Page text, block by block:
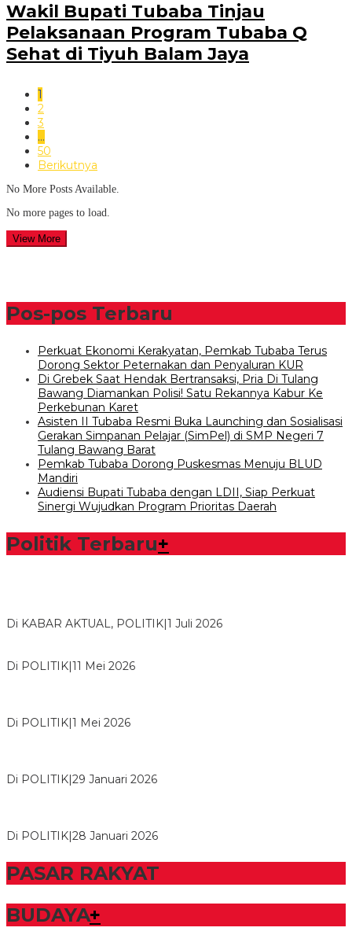
Wakil Bupati Tubaba Tinjau
Pelaksanaan Program Tubaba Q
Sehat di Tiyuh Balam Jaya
1
2
3
…
50
Berikutnya
No More Posts Available.
No more pages to load.
View More
Pos-pos Terbaru
Perkuat Ekonomi Kerakyatan, Pemkab Tubaba Terus
Dorong Sektor Peternakan dan Penyaluran KUR
Di Grebek Saat Hendak Bertransaksi, Pria Di Tulang
Bawang Diamankan Polisi! Satu Rekannya Kabur Ke
Perkebunan Karet
Asisten II Tubaba Resmi Buka Launching dan Sosialisasi
Gerakan Simpanan Pelajar (SimPel) di SMP Negeri 7
Tulang Bawang Barat
Pemkab Tubaba Dorong Puskesmas Menuju BLUD
Mandiri
Audiensi Bupati Tubaba dengan LDII, Siap Perkuat
Sinergi Wujudkan Program Prioritas Daerah
Politik Terbaru+
Di KABAR AKTUAL, POLITIK 1 Juli 2026
Di POLITIK 11 Mei 2026
Di POLITIK 1 Mei 2026
Di POLITIK 29 Januari 2026
Di POLITIK 28 Januari 2026
PASAR RAKYAT
BUDAYA+